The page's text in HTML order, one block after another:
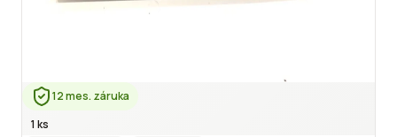
12 mes. záruka
1 ks